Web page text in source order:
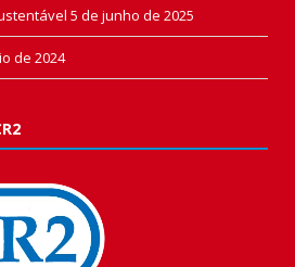
5 de junho de 2025
de 2024